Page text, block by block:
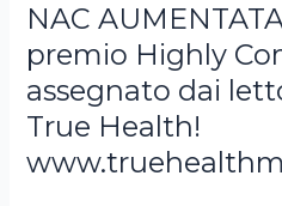
NAC
premio Highly
assegnato dai
True Health!
ha
vinto
il
premio
Highly
Commended